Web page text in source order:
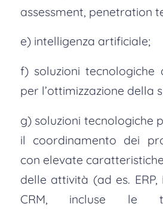
assessment, penetration
e) intelligenza artificiale;
f) soluzioni tecnologiche
per l’ottimizzazione della
g) soluzioni tecnologiche
il coordinamento dei
con elevate
delle attività (ad es. ERP,
CRM, incluse le